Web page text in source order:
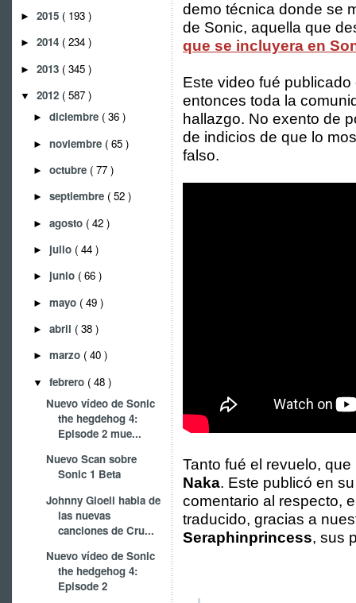
► 2015 ( 193 )
► 2014 ( 234 )
► 2013 ( 345 )
▼ 2012 ( 587 )
► diciembre ( 36 )
► noviembre ( 65 )
► octubre ( 77 )
► septiembre ( 52 )
► agosto ( 42 )
► julio ( 44 )
► junio ( 66 )
► mayo ( 49 )
► abril ( 38 )
► marzo ( 40 )
▼ febrero ( 48 )
Nuevo vídeo de Sonic
the hegdehog 4:
Episode 2 mue...
Nuevo Scan sobre
Sonic 1 Beta
Johnny Gioeli habla de
las nuevas
canciones de Cru...
Nuevo vídeo de Sonic
the hedgehog 4:
Episode 2
demo técnica donde se
de Sonic, aquella que
que se incluyera en
Este video fué
entonces toda la
hallazgo. No exento de
de indicios de que lo
falso.
Tanto fué el revuelo,
Naka. Este publicó en
comentario al respecto,
traducido, gracias a
Seraphinprincess, sus